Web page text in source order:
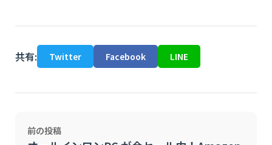
共有: Twitter Facebook LINE
前の投稿